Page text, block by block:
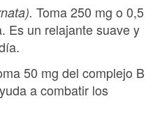
Toma 250 mg o 0,5
Es un relajante suave y
50 mg del complejo B
a combatir los